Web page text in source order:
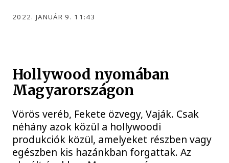
2022. JANUÁR 9. 11:43
Hollywood nyomában
Magyarországon
Vörös veréb, Fekete özvegy, Vaják. Csak
néhány azok közül a hollywoodi
produkciók közül, amelyeket részben vagy
egészben kis hazánkban forgattak. Az